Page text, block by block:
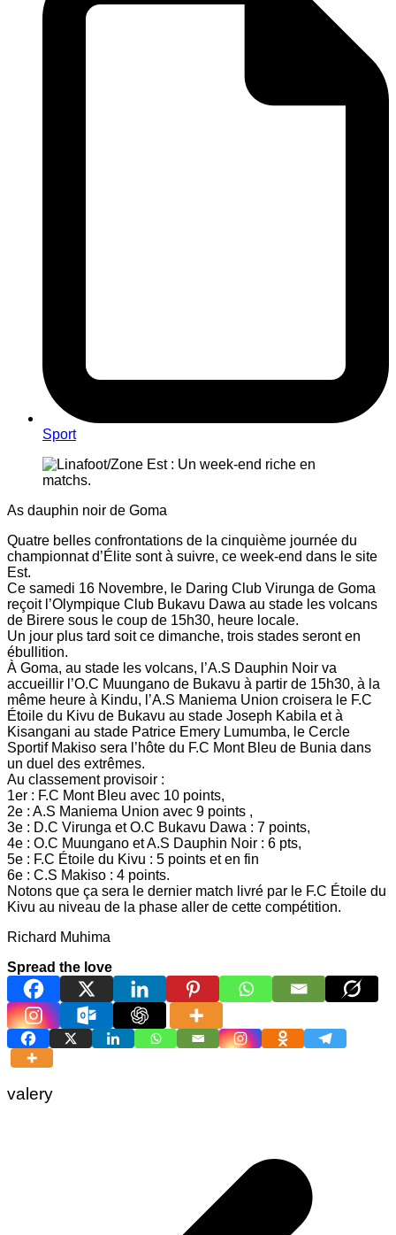
Sport
As dauphin noir de Goma
Quatre belles confrontations de la cinquième journée du
championnat d’Élite sont à suivre, ce week-end dans le site
Est.
Ce samedi 16 Novembre, le Daring Club Virunga de Goma
reçoit l’Olympique Club Bukavu Dawa au stade les volcans
de Birere sous le coup de 15h30, heure locale.
Un jour plus tard soit ce dimanche, trois stades seront en
ébullition.
À Goma, au stade les volcans, l’A.S Dauphin Noir va
accueillir l’O.C Muungano de Bukavu à partir de 15h30, à la
même heure à Kindu, l’A.S Maniema Union croisera le F.C
Étoile du Kivu de Bukavu au stade Joseph Kabila et à
Kisangani au stade Patrice Emery Lumumba, le Cercle
Sportif Makiso sera l’hôte du F.C Mont Bleu de Bunia dans
un duel des extrêmes.
Au classement provisoir :
1er : F.C Mont Bleu avec 10 points,
2e : A.S Maniema Union avec 9 points ,
3e : D.C Virunga et O.C Bukavu Dawa : 7 points,
4e : O.C Muungano et A.S Dauphin Noir : 6 pts,
5e : F.C Étoile du Kivu : 5 points et en fin
6e : C.S Makiso : 4 points.
Notons que ça sera le dernier match livré par le F.C Étoile du
Kivu au niveau de la phase aller de cette compétition.
Richard Muhima
Spread the love
valery